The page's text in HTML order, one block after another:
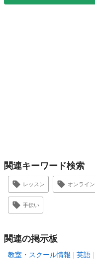
関連キーワード検索
レッスン オンライン
手伝い
関連の掲示板
教室・スクール情報 英語